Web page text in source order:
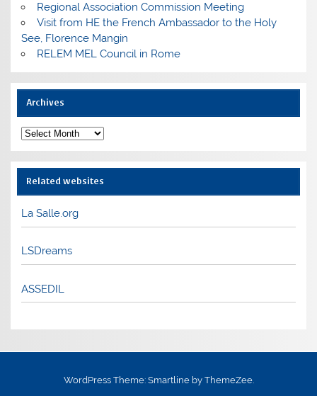
Regional Association Commission Meeting
Visit from HE the French Ambassador to the Holy
See, Florence Mangin
RELEM MEL Council in Rome
Archives
Archives
Related websites
La Salle.org
LSDreams
ASSEDIL
WordPress Theme: Smartline by ThemeZee.